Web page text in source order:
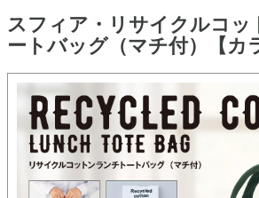
スフィア・リサイクルコッ
ートバッグ（マチ付）【カ